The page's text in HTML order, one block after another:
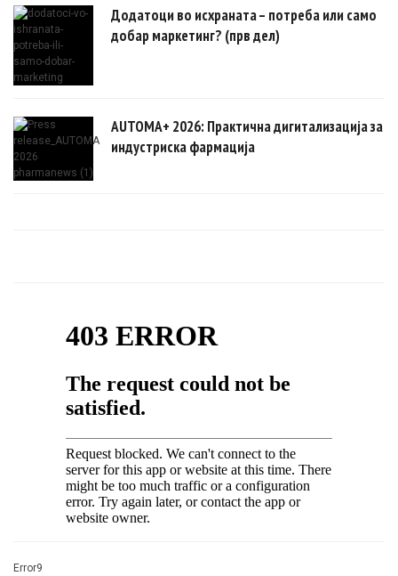
Додатоци во исхраната – потреба или само
добар маркетинг? (прв дел)
AUTOMA+ 2026: Практична дигитализација за
индустриска фармација
Error9